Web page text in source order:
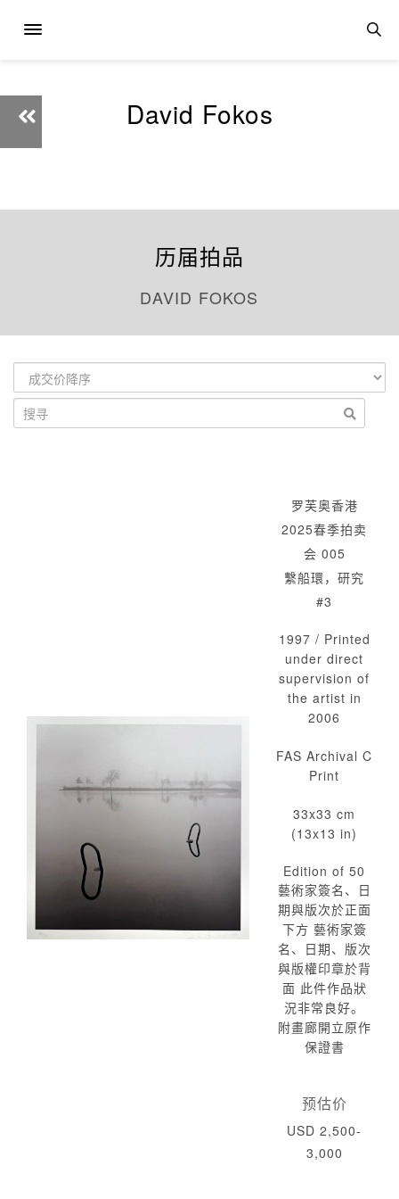
David Fokos
历届拍品
DAVID FOKOS
罗芙奥香港
2025春季拍卖
会 005
繫船環，研究
#3
1997 / Printed
under direct
supervision of
the artist in
2006
FAS Archival C
Print
33x33 cm
(13x13 in)
Edition of 50
藝術家簽名、日
期與版次於正面
下方 藝術家簽
名、日期、版次
與版權印章於背
面 此件作品狀
況非常良好。
附畫廊開立原作
保證書
预估价
USD 2,500-
3,000